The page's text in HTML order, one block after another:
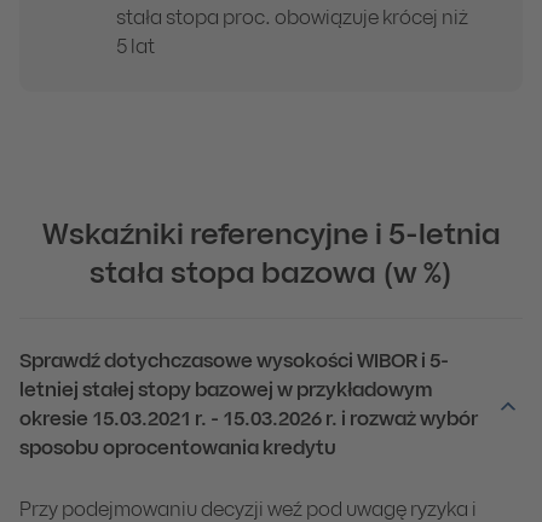
stała stopa proc. obowiązuje krócej niż
5 lat
Wskaźniki referencyjne i 5-letnia
stała stopa bazowa (w %)
Sprawdź dotychczasowe wysokości WIBOR i 5-
letniej stałej stopy bazowej w przykładowym
okresie 15.03.2021 r. - 15.03.2026 r. i rozważ wybór
sposobu oprocentowania kredytu
Przy podejmowaniu decyzji weź pod uwagę ryzyka i